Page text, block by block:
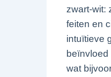
zwart-wit:
feiten en
intuïtieve
beïnvloed
wat